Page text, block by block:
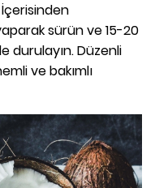
İçerisinden
sürün ve 15-20
durulayın. Düzenli
ve bakımlı